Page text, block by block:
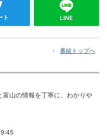
ト LINE
番組トップへ
山の情報を丁寧に、わかりや